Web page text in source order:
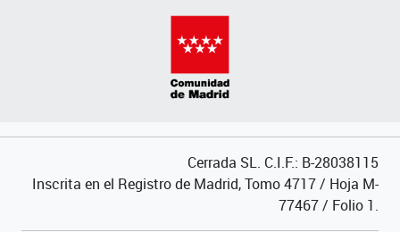
Cerrada SL. C.I.F.: B-28038115
Inscrita en el Registro de Madrid, Tomo 4717 / Hoja M-
77467 / Folio 1.